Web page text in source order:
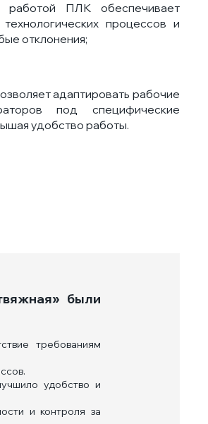
ПЛК обеспечивает
процессов и
отклонения;
адаптировать рабочие
под специфические
удобство работы.
были
требованиям
удобство и
и контроля за